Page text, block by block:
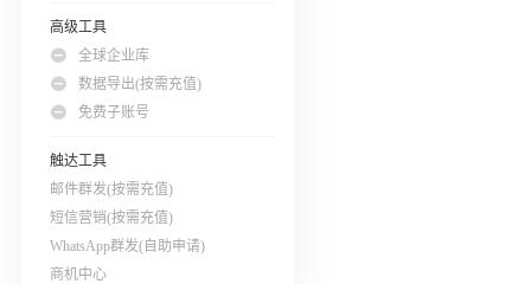
高级工具
全球企业库
数据导出(按需充值)
免费子账号
触达工具
邮件群发(按需充值)
短信营销(按需充值)
WhatsApp群发(自助申请)
商机中心